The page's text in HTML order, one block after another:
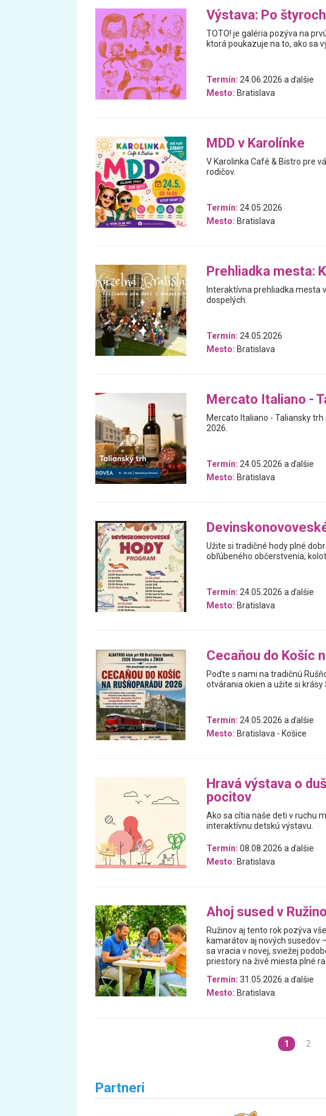
Výstava: Po
TOTO! je galéria pozýva na
ktorá poukazuje na to, ako sa
Termín: 24.06.2026 a ďalšie
Mesto: Bratislava
MDD v Karolínke
V Karolinka Café & Bistro pre
rodičov.
Termín: 24.05.2026
Mesto: Bratislava
Prehliadka mesta:
Interaktívna prehliadka mesta
dospelých.
Termín: 24.05.2026
Mesto: Bratislava
Mercato Italiano -
Mercato Italiano - Taliansky
2026.
Termín: 24.05.2026 a ďalšie
Mesto: Bratislava
Užite si tradičné hody plné
obľúbeného občerstvenia,
Termín: 24.05.2026 a ďalšie
Mesto: Bratislava
Cecaňou do Košíc
Poďte s nami na tradičnú
otvárania okien a užite si krásy
Termín: 24.05.2026 a ďalšie
Mesto: Bratislava - Košice
Hravá výstava o
pocitov
Ako sa cítia naše deti v ruchu
interaktívnu detskú výstavu.
Termín: 08.08.2026 a ďalšie
Mesto: Bratislava
Ahoj sused v
Ružinov aj tento rok pozýva
kamarátov aj nových susedov
sa vracia v novej, sviežej
priestory na živé miesta plné
Termín: 31.05.2026 a ďalšie
Mesto: Bratislava
1 2
Partneri